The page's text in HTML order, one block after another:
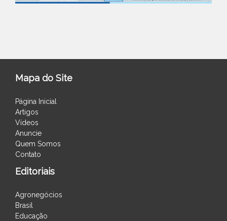
Mapa do Site
Página Inicial
Artigos
Vídeos
Anuncie
Quem Somos
Contato
Editoriais
Agronegócios
Brasil
Educação